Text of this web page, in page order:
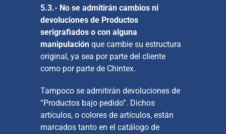
5.3.- No se admitirán cambios ni
devoluciones de Productos
serigrafiados o con alguna
manipulaciónque cambie su estructura
original, ya sea por parte del cliente
como por parte de Chintex.
Tampoco se admitirán devoluciones de
“Productos bajo pedido”. Dichos
artículos, o colores de artículos, están
marcados tanto en el catálogo de